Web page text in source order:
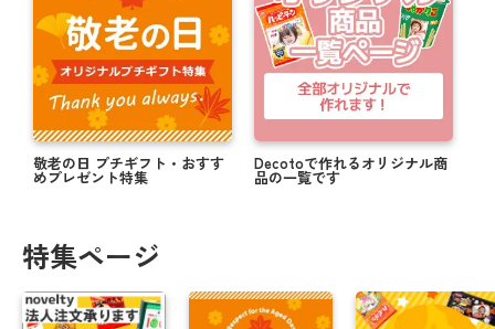
敬老の日 プチギフト・おすす
めプレゼント特集
Decotoで作れるオリジナル商
品の一覧です
特集ページ